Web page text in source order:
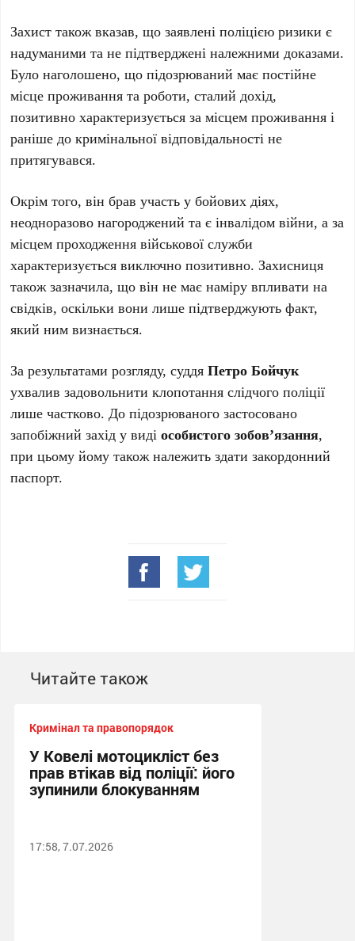
Захист також вказав, що заявлені поліцією ризики є
надуманими та не підтверджені належними доказами.
Було наголошено, що підозрюваний має постійне
місце проживання та роботи, сталий дохід,
позитивно характеризується за місцем проживання і
раніше до кримінальної відповідальності не
притягувався.
Окрім того, він брав участь у бойових діях,
неодноразово нагороджений та є інвалідом війни, а за
місцем проходження військової служби
характеризується виключно позитивно. Захисниця
також зазначила, що він не має наміру впливати на
свідків, оскільки вони лише підтверджують факт,
який ним визнається.
За результатами розгляду, суддяПетро Бойчук
ухвалив задовольнити клопотання слідчого поліції
лише частково. До підозрюваного застосовано
запобіжний захід у видіособистого зобов’язання,
при цьому йому також належить здати закордонний
паспорт.
Читайте також
Кримінал та правопорядок
У Ковелі мотоцикліст без
прав втікав від поліції: його
зупинили блокуванням
17:58, 7.07.2026